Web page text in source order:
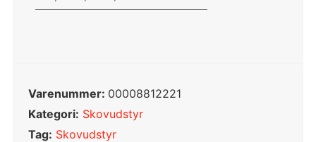
Varenummer: 00008812221
Kategori: Skovudstyr
Tag: Skovudstyr